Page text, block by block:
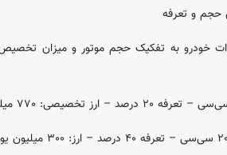
حجم و تعرفه
خودرو به تفکیک حجم موتور و میزان